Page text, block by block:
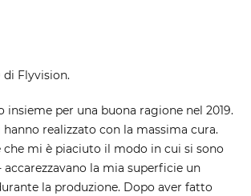
di Flyvision.
insieme per una buona ragione nel 2019.
realizzato con la massima cura.
mi è piaciuto il modo in cui si sono
accarezzavano la mia superficie un
la produzione. Dopo aver fatto